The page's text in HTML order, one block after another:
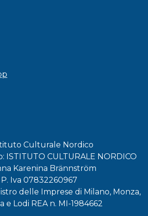
Culturale Nordico
ISTITUTO CULTURALE NORDICO
Karenina Brännström
P. Iva 07832260967
delle Imprese di Milano, Monza,
e Lodi REA n. MI-1984662